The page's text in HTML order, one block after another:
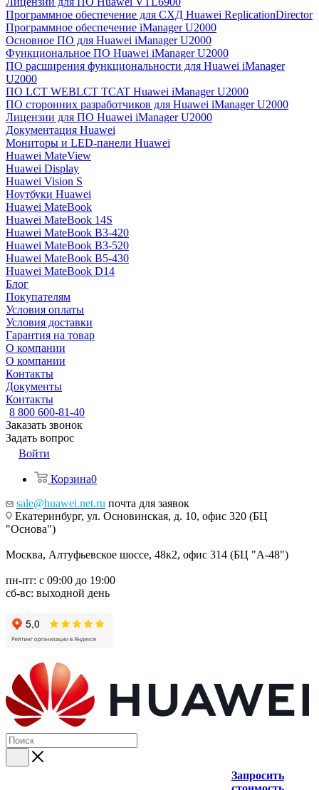
Программное обеспечение для СХД Huawei ReplicationDirector
Программное обеспечение iManager U2000
Основное ПО для Huawei iManager U2000
Функциональное ПО Huawei iManager U2000
ПО расширения функциональности для Huawei iManager
U2000
ПО LCT WEBLCT TCAT Huawei iManager U2000
ПО сторонних разработчиков для Huawei iManager U2000
Лицензии для ПО Huawei iManager U2000
Документация Huawei
Мониторы и LED-панели Huawei
Huawei MateView
Huawei Display
Huawei Vision S
Ноутбуки Huawei
Huawei MateBook
Huawei MateBook 14S
Huawei MateBook B3-420
Huawei MateBook B3-520
Huawei MateBook B5-430
Huawei MateBook D14
Блог
Покупателям
Условия оплаты
Условия доставки
Гарантия на товар
О компании
О компании
Контакты
Документы
Контакты
8 800 600-81-40
Заказать звонок
Задать вопрос
Войти
Корзина0
sale@huawei.net.ru почта для заявок
Екатеринбург, ул. Основинская, д. 10, офис 320 (БЦ
"Основа")
Москва, Алтуфьевское шоссе, 48к2, офис 314 (БЦ "А-48")
пн-пт: с 09:00 до 19:00
сб-вс: выходной день
Запросить